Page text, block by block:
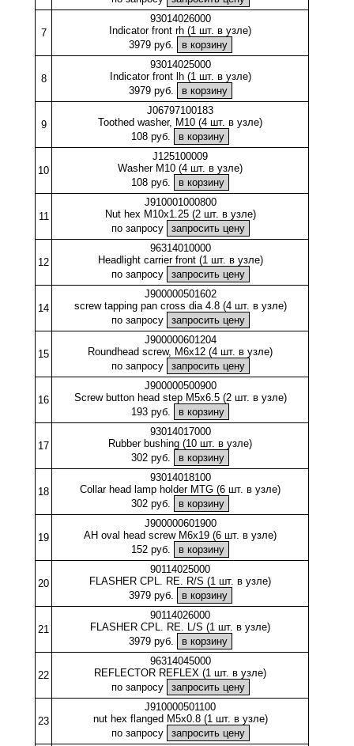
7
93014026000
Indicator front rh (1 шт. в узле)
3979 руб.
8
93014025000
Indicator front lh (1 шт. в узле)
3979 руб.
9
J06797100183
Toothed washer, M10 (4 шт. в узле)
108 руб.
10
J125100009
Washer M10 (4 шт. в узле)
108 руб.
11
J910001000800
Nut hex M10x1.25 (2 шт. в узле)
по запросу
12
96314010000
Headlight carrier front (1 шт. в узле)
по запросу
14
J900000501602
screw tapping pan cross dia 4.8 (4 шт. в узле)
по запросу
15
J900000601204
Roundhead screw, M6x12 (4 шт. в узле)
по запросу
16
J900000500900
Screw button head step M5x6.5 (2 шт. в узле)
193 руб.
17
93014017000
Rubber bushing (10 шт. в узле)
302 руб.
18
93014018100
Collar head lamp holder MTG (6 шт. в узле)
302 руб.
19
J900000601900
AH oval head screw M6x19 (6 шт. в узле)
152 руб.
20
90114025000
FLASHER CPL. RE. R/S (1 шт. в узле)
3979 руб.
21
90114026000
FLASHER CPL. RE. L/S (1 шт. в узле)
3979 руб.
22
96314045000
REFLECTOR REFLEX (1 шт. в узле)
по запросу
23
J910000501100
nut hex flanged M5x0.8 (1 шт. в узле)
по запросу